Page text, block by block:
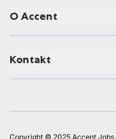
O Accent
Kontakt
Copyright © 2025 Accent Jobs